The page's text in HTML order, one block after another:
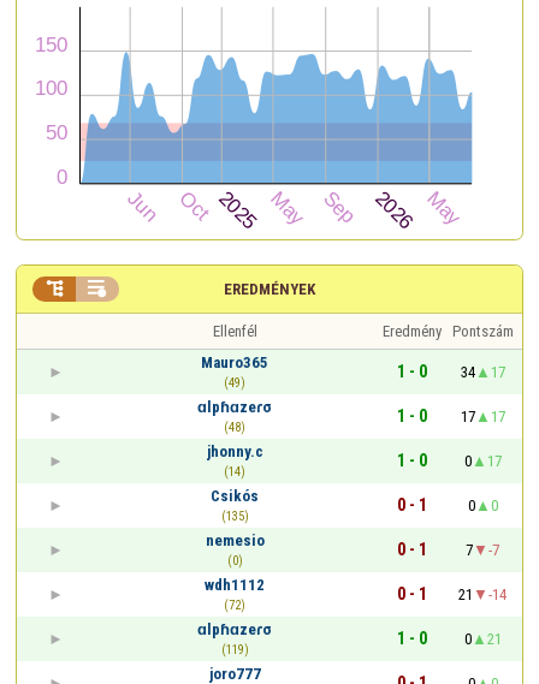
EREDMÉNYEK
 
Ellenfél Eredmény Pontszám
Mauro365
(49)
1 - 0 34
17
ɑlpɦɑzeɾσ
(48)
1 - 0 17
17
jhonny.c
(14)
1 - 0 0
17
Csikós
(135)
0 - 1 0
0
nemesio
(0)
0 - 1 7
-7
wdh1112
(72)
0 - 1 21
-14
ɑlpɦɑzeɾσ
(119)
1 - 0 0
21
joro777